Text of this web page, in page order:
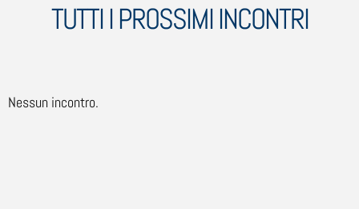
TUTTI I PROSSIMI INCONTRI
Nessun incontro.